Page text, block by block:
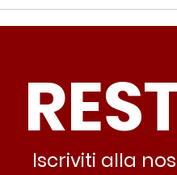
Spin Time, Colucci:
solo occupazione: 400
nessuno interviene”
Iscriviti alla